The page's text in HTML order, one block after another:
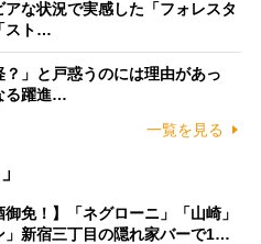
アな状況で実感した「フォレスタ
スト…
」と戸惑うのには理由があっ
る躍進…
一覧を見る
御免！】「ネグローニ」「山崎」
」新宿三丁目の隠れ家バーで1…